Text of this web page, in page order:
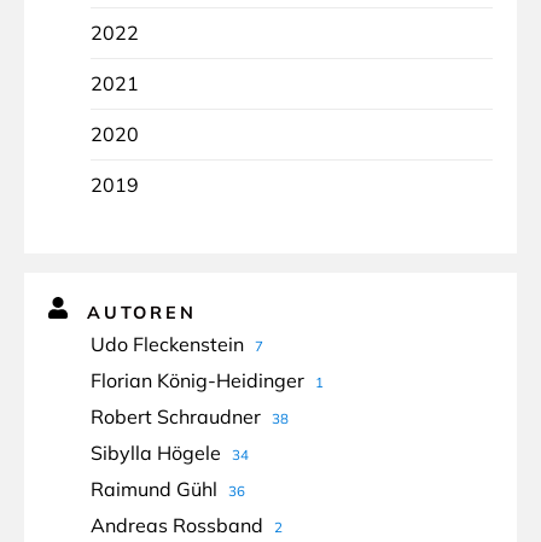
2022
2021
2020
2019
AUTOREN
Udo Fleckenstein 7
Florian König-Heidinger 1
Robert Schraudner 38
Sibylla Högele 34
Raimund Gühl 36
Andreas Rossband 2